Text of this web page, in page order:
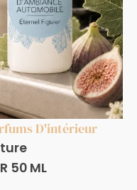
D'intérieur
50 ML